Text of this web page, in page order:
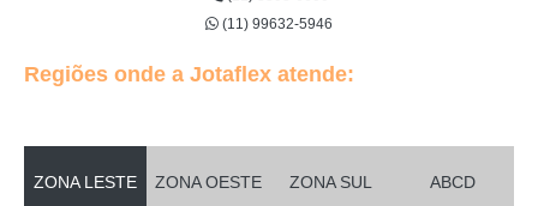
(11) 99632-5946
Regiões onde a Jotaflex atende:
ZONA LESTE ZONA OESTE ZONA SUL ABCD